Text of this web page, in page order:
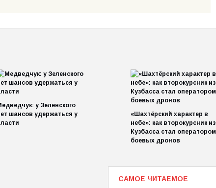
у Зеленского
шансов удержаться у
«Шахтёрский характер в
небе»: как второкурсник из
Кузбасса стал оператором
боевых дронов
САМОЕ ЧИТАЕМОЕ